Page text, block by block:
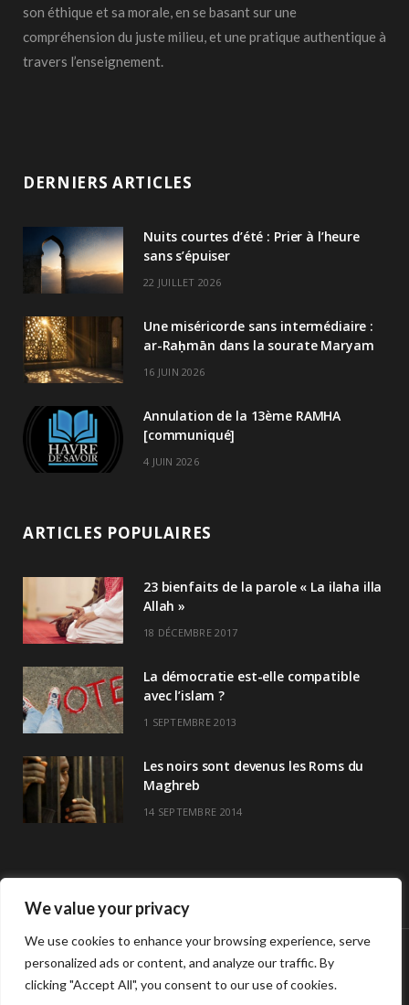
We value your privacy
We use cookies to enhance your browsing experience, serve
personalized ads or content, and analyze our traffic. By
clicking "Accept All", you consent to our use of cookies.
son éthique et sa morale, en se basant sur une
compréhension du juste milieu, et une pratique authentique à
travers l’enseignement.
DERNIERS ARTICLES
Nuits courtes d’été : Prier à l’heure
sans s’épuiser
22 JUILLET 2026
Une miséricorde sans intermédiaire :
ar-Raḥmān dans la sourate Maryam
16 JUIN 2026
Annulation de la 13ème RAMHA
[communiqué]
4 JUIN 2026
ARTICLES POPULAIRES
23 bienfaits de la parole « La ilaha illa
Allah »
18 DÉCEMBRE 2017
La démocratie est-elle compatible
avec l’islam ?
1 SEPTEMBRE 2013
Les noirs sont devenus les Roms du
Maghreb
14 SEPTEMBRE 2014
© Copyright Havre De Savoir 2024
L’association Horaires de prières >> Contact L’association Havre de savoir